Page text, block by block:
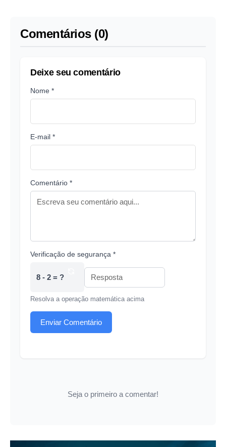
Comentários (0)
Deixe seu comentário
Nome *
E-mail *
Comentário *
Verificação de segurança *
8 - 2 = ?
Resolva a operação matemática acima
Enviar Comentário
Seja o primeiro a comentar!